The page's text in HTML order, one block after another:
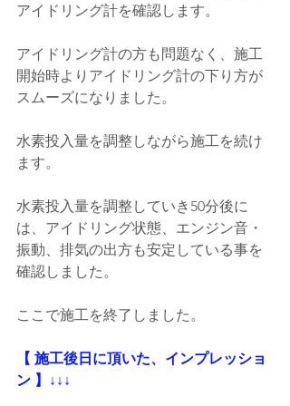
アイドリング計を確認します。
アイドリング計の方も問題なく、施工
開始時よりアイドリング計の下り方が
スムーズになりました。
水素投入量を調整しながら施工を続け
ます。
水素投入量を調整していき50分後に
は、アイドリング状態、エンジン音・
振動、排気の出方も安定している事を
確認しました。
ここで施工を終了しました。
【 施工後日に頂いた、インプレッショ
ン 】↓↓↓